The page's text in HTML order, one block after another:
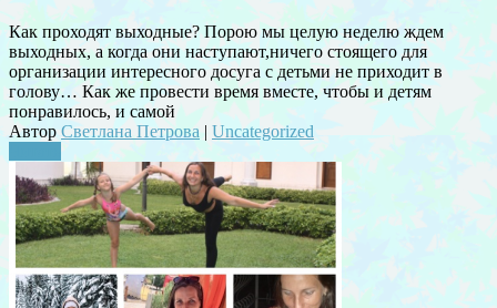
Как проходят выходные? Порою мы целую неделю ждем
выходных, а когда они наступают,ничего стоящего для
организации интересного досуга с детьми не приходит в
голову… Как же провести время вместе, чтобы и детям
понравилось, и самой
Автор Светлана Петрова | Uncategorized